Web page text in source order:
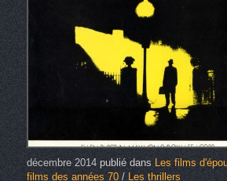
décembre 2014publié dans Les films
films des années 70/ Les thrillers